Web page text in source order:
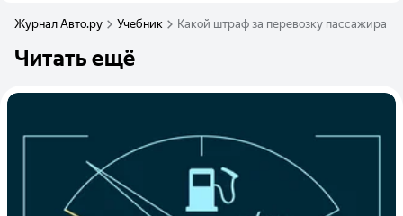
Журнал Авто.ру Учебник Какой штраф за перевозку пассажира
Читать ещё